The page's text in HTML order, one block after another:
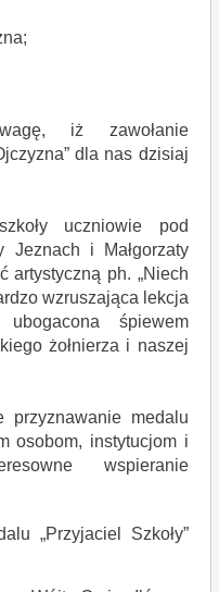
iż zawołanie
dla nas dzisiaj
uczniowie pod
Jeznach i Małgorzaty
artystyczną ph. „Niech
wzruszająca lekcja
ubogacona śpiewem
żołnierza i naszej
przyznawanie medalu
osobom, instytucjom i
wspieranie
„Przyjaciel Szkoły”